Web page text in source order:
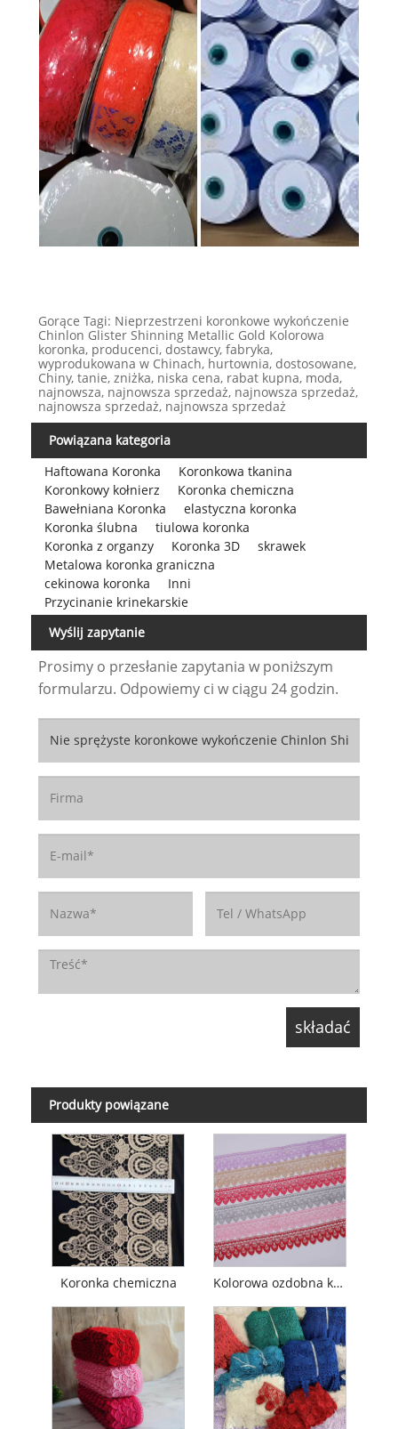
Gorące Tagi: Nieprzestrzeni koronkowe wykończenie
Chinlon Glister Shinning Metallic Gold Kolorowa
koronka, producenci, dostawcy, fabryka,
wyprodukowana w Chinach, hurtownia, dostosowane,
Chiny, tanie, zniżka, niska cena, rabat kupna, moda,
najnowsza, najnowsza sprzedaż, najnowsza sprzedaż,
najnowsza sprzedaż, najnowsza sprzedaż
Powiązana kategoria
Haftowana Koronka
Koronkowa tkanina
Koronkowy kołnierz
Koronka chemiczna
Bawełniana Koronka
elastyczna koronka
Koronka ślubna
tiulowa koronka
Koronka z organzy
Koronka 3D
skrawek
Metalowa koronka graniczna
cekinowa koronka
Inni
Przycinanie krinekarskie
Wyślij zapytanie
Prosimy o przesłanie zapytania w poniższym
formularzu. Odpowiemy ci w ciągu 24 godzin.
Produkty powiązane
Koronka chemiczna Kolorowa ozdobna koronkowa lamówka